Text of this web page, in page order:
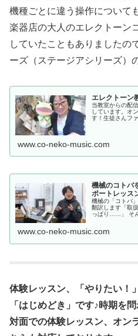
機種ごとに違う操作について
楽器店の大人のエレクトーン
していたこともありましたの
ーズ（ステージアシリーズ）
エレクトーン
当教室からの配
しています。オ
す！生徒さんフ
www.co-neko-music.com
機械のコトバ
ポートレッス
機械の「コトバ
翻訳します「取
っぱり……」 そん
www.co-neko-music.com
体験レッスン、「やりたい！
「はじめどき」です♪時期を
対面での体験レッスン、オン